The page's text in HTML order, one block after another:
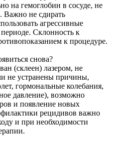
на гемоглобин в сосуде, не
Важно не сдирать
агрессивные
Склонность к
к процедуре.
снова?
(склеен) лазером, не
не устранены причины,
гормональные колебания,
давление), возможно
и появление новых
рецидивов важно
и при необходимости